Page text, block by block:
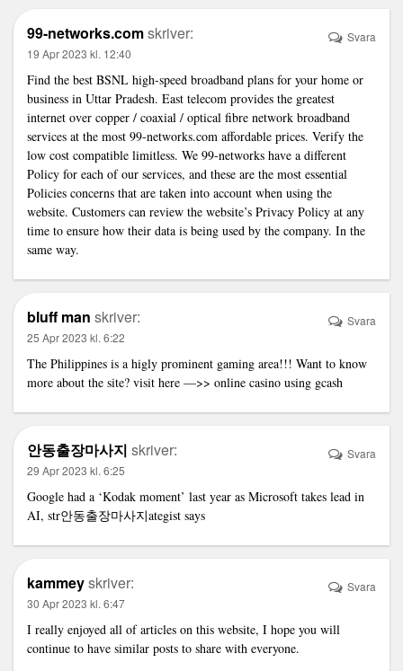
99-networks.comskriver:
19 Apr 2023 kl. 12:40
Find the best BSNL high-speed broadband plans for your home or
business in Uttar Pradesh. East telecom provides the greatest
internet over copper / coaxial / optical fibre network broadband
services at the most 99-networks.com affordable prices. Verify the
low cost compatible limitless. We 99-networks have a different
Policy for each of our services, and these are the most essential
Policies concerns that are taken into account when using the
website. Customers can review the website’s Privacy Policy at any
time to ensure how their data is being used by the company. In the
same way.
Svara
bluff man skriver:
25 Apr 2023 kl. 6:22
The Philippines is a higly prominent gaming area!!! Want to know
more about the site? visit here —>> online casino using gcash
Svara
안동출장마사지 skriver:
29 Apr 2023 kl. 6:25
Google had a ‘Kodak moment’ last year as Microsoft takes lead in
AI, str안동출장마사지ategist says
Svara
kammeyskriver:
30 Apr 2023 kl. 6:47
I really enjoyed all of articles on this website, I hope you will
continue to have similar posts to share with everyone.
Svara